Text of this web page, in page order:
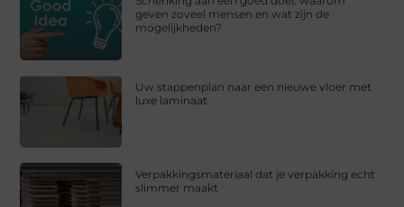
geven zoveel mensen en wat zijn de
mogelijkheden?
Uw stappenplan naar een nieuwe vloer met
luxe laminaat
Verpakkingsmateriaal dat je verpakking echt
slimmer maakt